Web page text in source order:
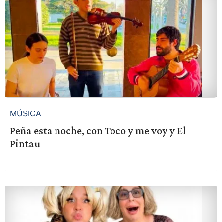
MÚSICA
Peña esta noche, con Toco y me voy y El
Pintau